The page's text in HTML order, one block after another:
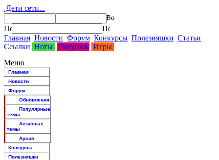
Дети сети...
Главная Новости Форум Конкурсы Полезняшки Статьи
Ссылки Ноты Рисунки
Игры
Меню
Главная
Новости
Форум
Обновления
Популярные
темы
Активные
темы
Архив
Конкурсы
Полезняшки